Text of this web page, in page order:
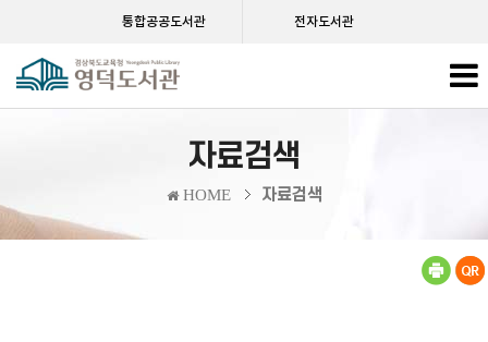
통합공공도서관 전자도서관
자료검색
HOME 자료검색